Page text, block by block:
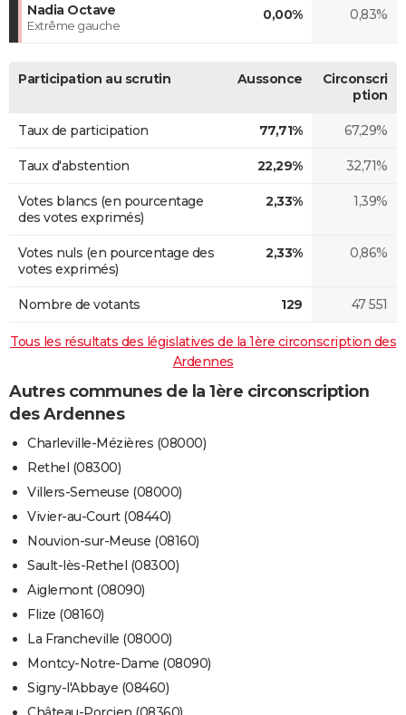
Nadia Octave
Extrême gauche
0,00% 0,83%
Participation au scrutin Aussonce
Circonscri
ption
Taux de participation 77,71% 67,29%
Taux d'abstention 22,29% 32,71%
Votes blancs (en pourcentage
des votes exprimés)
2,33% 1,39%
Votes nuls (en pourcentage des
votes exprimés)
2,33% 0,86%
Nombre de votants 129 47 551
Tous les résultats des législatives de la 1ère circonscription des
Ardennes
Autres communes de la 1ère circonscription
des Ardennes
Charleville-Mézières (08000)
Rethel (08300)
Villers-Semeuse (08000)
Vivier-au-Court (08440)
Nouvion-sur-Meuse (08160)
Sault-lès-Rethel (08300)
Aiglemont (08090)
Flize (08160)
La Francheville (08000)
Montcy-Notre-Dame (08090)
Signy-l'Abbaye (08460)